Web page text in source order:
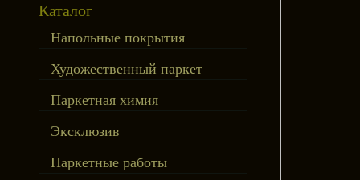
Каталог
Напольные покрытия
Художественный паркет
Паркетная химия
Эксклюзив
Паркетные работы